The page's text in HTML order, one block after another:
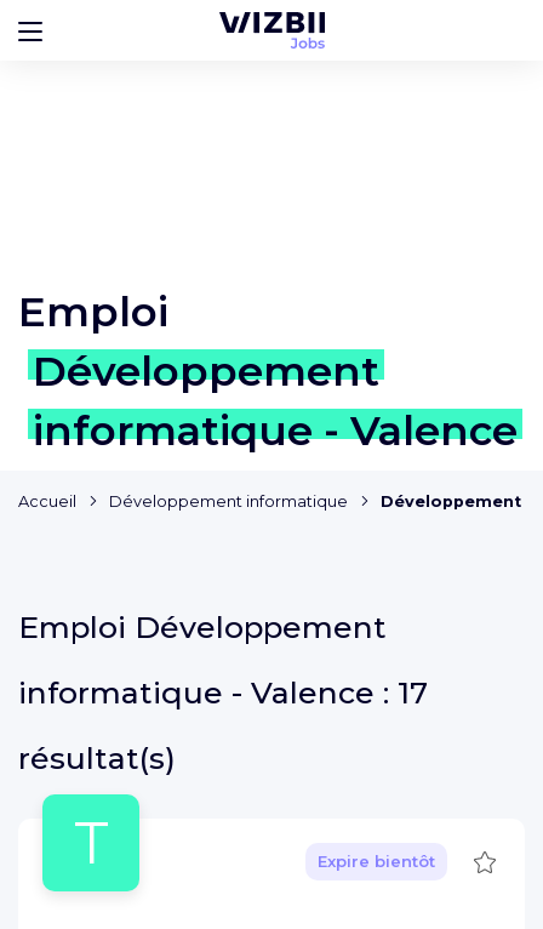
Emploi
Développement
informatique - Valence
Accueil Développement informatique Développement
Emploi Développement
informatique - Valence : 17
résultat(s)
T Expire bientôt